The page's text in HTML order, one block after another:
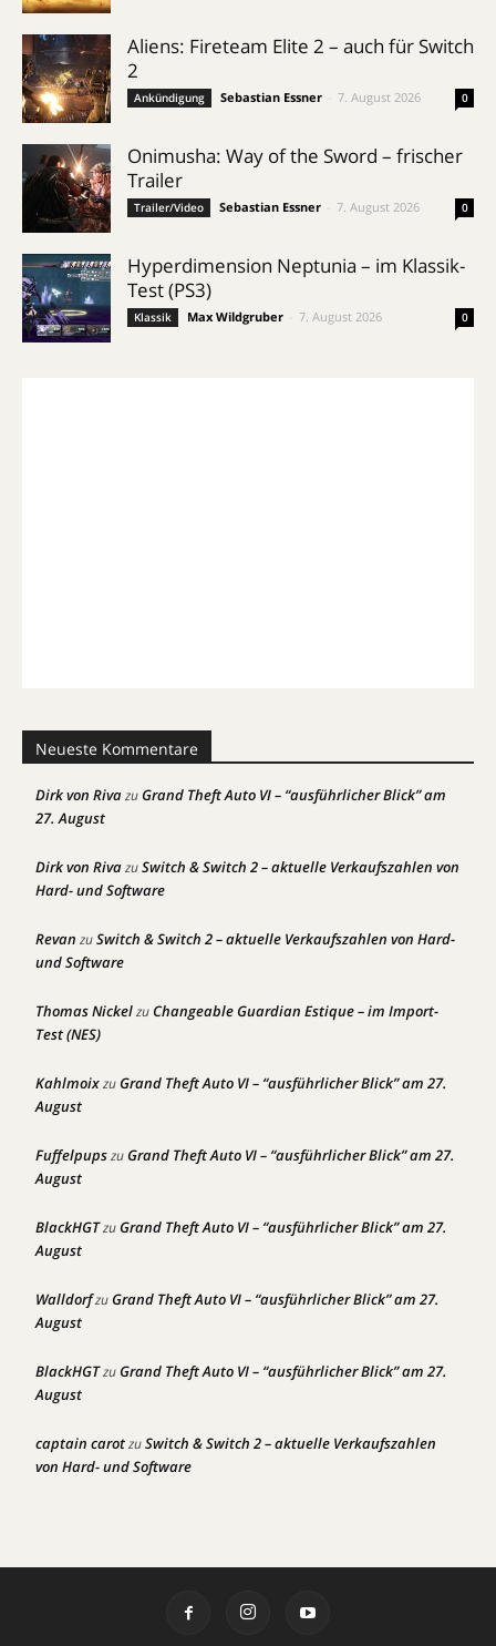
Aliens: Fireteam Elite 2 – auch für Switch
2
Ankündigung Sebastian Essner 7. August 2026 0
Onimusha: Way of the Sword – frischer
Trailer
Trailer/Video Sebastian Essner 7. August 2026 0
Hyperdimension Neptunia – im Klassik-
Test (PS3)
Klassik Max Wildgruber 7. August 2026 0
Neueste Kommentare
Dirk von RivazuGrand Theft Auto VI – “ausführlicher Blick” am
27. August
Dirk von RivazuSwitch & Switch 2 – aktuelle Verkaufszahlen von
Hard- und Software
Revan zuSwitch & Switch 2 – aktuelle Verkaufszahlen von Hard-
und Software
Thomas NickelzuChangeable Guardian Estique – im Import-
Test (NES)
KahlmoixzuGrand Theft Auto VI – “ausführlicher Blick” am 27.
August
FuffelpupszuGrand Theft Auto VI – “ausführlicher Blick” am 27.
August
BlackHGTzuGrand Theft Auto VI – “ausführlicher Blick” am 27.
August
WalldorfzuGrand Theft Auto VI – “ausführlicher Blick” am 27.
August
BlackHGTzuGrand Theft Auto VI – “ausführlicher Blick” am 27.
August
captain carotzuSwitch & Switch 2 – aktuelle Verkaufszahlen
von Hard- und Software